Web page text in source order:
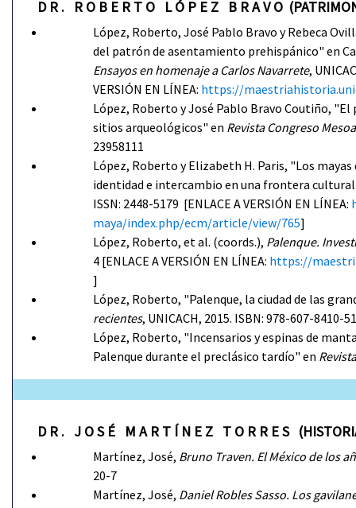
D R . R O B E R T O L Ó P E Z B R A V O
López, Roberto, José Pablo Bravo y Rebeca
del patrón de asentamiento prehispánico" en
Ensayos en homenaje a Carlos Navarrete,
VERSIÓN EN LÍNEA: https://
López, Roberto y José Pablo Bravo Coutiño,
sitios arqueológicos" en Revista Congreso
23958111
López, Roberto y Elizabeth H. Paris, "Los
identidad e intercambio en una frontera
ISSN: 2448-5179 [ENLACE A VERSIÓN EN LÍNEA:
maya/index.php/ecm/article/view/765]
López, Roberto, et al. (coords.), Palenque.
4 [ENLACE A VERSIÓN EN LÍNEA: https://
]
López, Roberto, "Palenque, la ciudad de las
recientes, UNICACH, 2015. ISBN: 978-607-8410-
López, Roberto, "Incensarios y espinas de
Palenque durante el preclásico tardío" en
D R . J O S É M A R T Í N E Z T O R R E S
Martínez, José, Bruno Traven. El México de los
20-7
Martínez, José, Daniel Robles Sasso. Los